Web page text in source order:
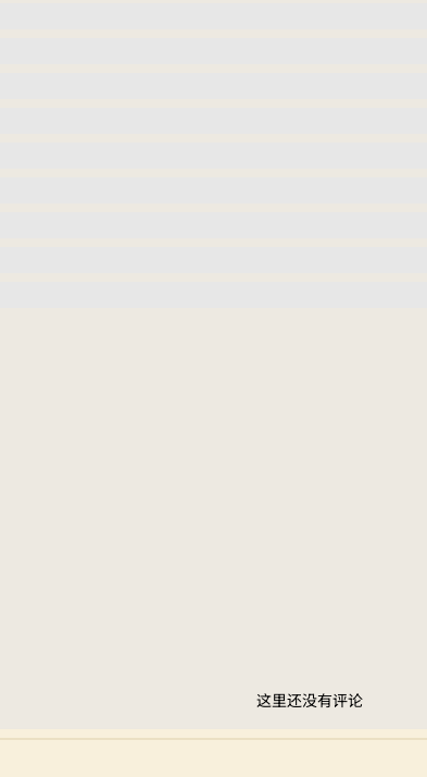
这里还没有评论